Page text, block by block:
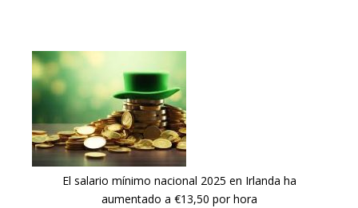
El salario mínimo nacional 2025 en Irlanda ha
aumentado a €13,50 por hora